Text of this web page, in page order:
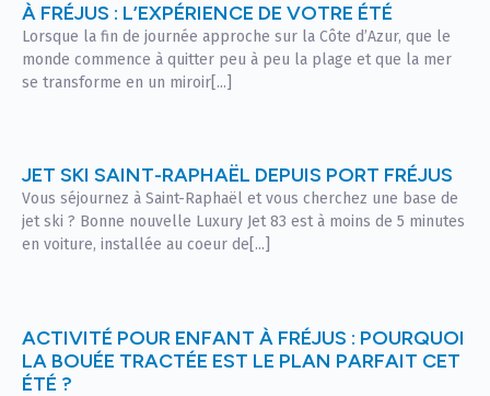
À FRÉJUS : L’EXPÉRIENCE DE VOTRE ÉTÉ
Lorsque la fin de journée approche sur la Côte d’Azur, que le
monde commence à quitter peu à peu la plage et que la mer
se transforme en un miroir[...]
JET SKI SAINT-RAPHAËL DEPUIS PORT FRÉJUS
Vous séjournez à Saint-Raphaël et vous cherchez une base de
jet ski ? Bonne nouvelle Luxury Jet 83 est à moins de 5 minutes
en voiture, installée au coeur de[...]
ACTIVITÉ POUR ENFANT À FRÉJUS : POURQUOI
LA BOUÉE TRACTÉE EST LE PLAN PARFAIT CET
ÉTÉ ?